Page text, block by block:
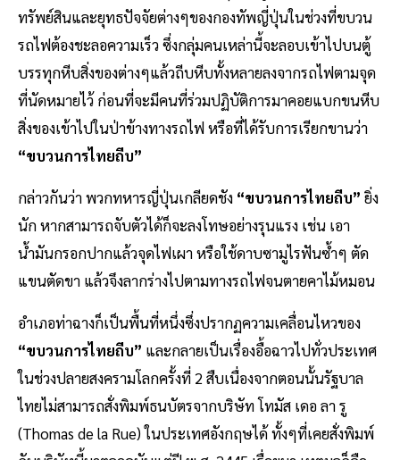
ทรัพย์สินและยุทธปัจจัยต่างๆของกองทัพญี่ปุ่นในช่วงที่ขบวน
รถไฟต้องชะลอความเร็ว ซึ่งกลุ่มคนเหล่านี้จะลอบเข้าไปบนตู้
บรรทุกหีบสิ่งของต่างๆแล้วถีบหีบทั้งหลายลงจากรถไฟตามจุด
ที่นัดหมายไว้ ก่อนที่จะมีคนที่ร่วมปฏิบัติการมาคอยแบกขนหีบ
สิ่งของเข้าไปในป่าข้างทางรถไฟ หรือที่ได้รับการเรียกขานว่า
“ขบวนการไทยถีบ”
กล่าวกันว่า พวกทหารญี่ปุ่นเกลียดชัง “ขบวนการไทยถีบ” ยิ่ง
นัก หากสามารถจับตัวได้ก็จะลงโทษอย่างรุนแรง เช่น เอา
น้ำมันกรอกปากแล้วจุดไฟเผา หรือใช้ดาบซามูไรฟันซ้ำๆ ตัด
แขนตัดขา แล้วจึงลากร่างไปตามทางรถไฟจนตายคาไม้หมอน
อำเภอท่าฉางก็เป็นพื้นที่หนึ่งซึ่งปรากฏความเคลื่อนไหวของ
“ขบวนการไทยถีบ” และกลายเป็นเรื่องอื้อฉาวไปทั่วประเทศ
ในช่วงปลายสงครามโลกครั้งที่ 2 สืบเนื่องจากตอนนั้นรัฐบาล
ไทยไม่สามารถสั่งพิมพ์ธนบัตรจากบริษัท โทมัส เดอ ลา รู
(Thomas de la Rue) ในประเทศอังกฤษได้ ทั้งๆที่เคยสั่งพิมพ์